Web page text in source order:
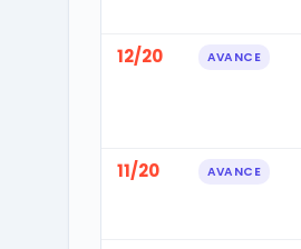
12/20 AVANCE
11/20 AVANCE